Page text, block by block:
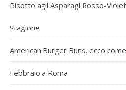
Risotto agli Asparagi Rosso-
Stagione
American Burger Buns, ecco
Febbraio a Roma